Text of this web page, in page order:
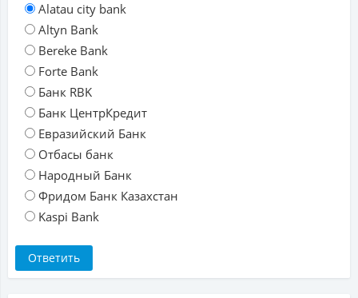
Alatau city bank
Altyn Bank
Bereke Bank
Forte Bank
Банк RBK
Банк ЦентрКредит
Евразийский Банк
Отбасы банк
Народный Банк
Фридом Банк Казахстан
Kaspi Bank